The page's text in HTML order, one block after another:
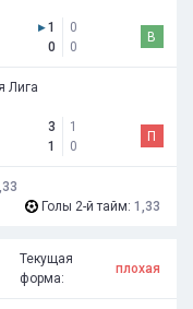
▸1
0
0
0
В
Лига
3
1
1
0
П
Голы 2-й тайм: 1,33
Текущая
форма:
плохая